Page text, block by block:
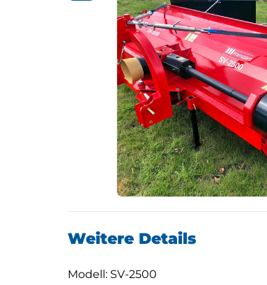
Weitere Details
Modell: SV-2500